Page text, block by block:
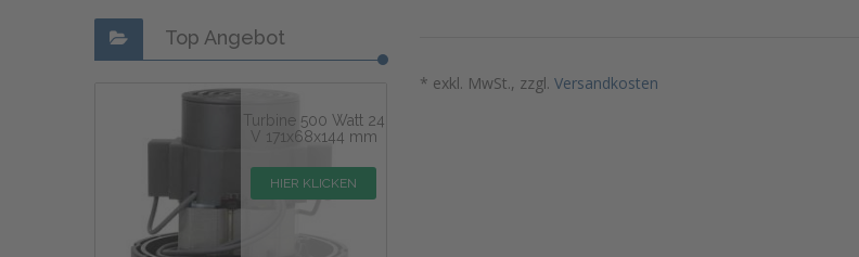
Top Angebot
Turbine 500 Watt 24
V 171x68x144 mm
HIER KLICKEN
* exkl. MwSt., zzgl. Versandkosten